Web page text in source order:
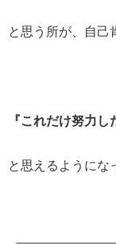
と思う所が、自己
『これだけ努力し
と思えるようにな